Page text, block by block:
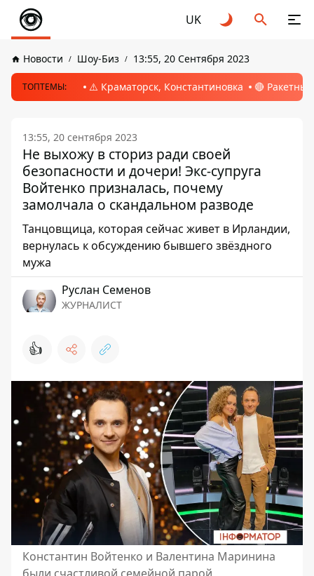
UK
Новости Шоу-Биз 13:55, 20 Сентября 2023
ТОПТЕМЫ: ⚠️ Краматорск, Константиновка 🔴
13:55, 20 сентября 2023
Не выхожу в сториз ради своей
безопасности и дочери! Экс-супруга
Войтенко призналась, почему
замолчала о скандальном разводе
Танцовщица, которая сейчас живет в Ирландии,
вернулась к обсуждению бывшего звёздного
мужа
Руслан Семенов
ЖУРНАЛИСТ
👍
Константин Войтенко и Валентина Маринина